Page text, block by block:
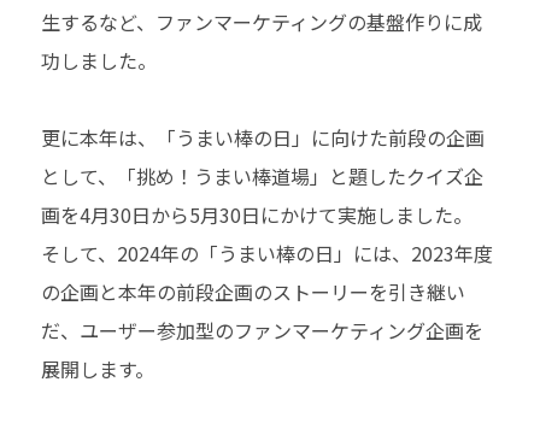
生するなど、ファンマーケティングの基盤作りに成
功しました。
更に本年は、「うまい棒の日」に向けた前段の企画
として、「挑め！うまい棒道場」と題したクイズ企
画を4月30日から5月30日にかけて実施しました。
そして、2024年の「うまい棒の日」には、2023年度
の企画と本年の前段企画のストーリーを引き継い
だ、ユーザー参加型のファンマーケティング企画を
展開します。